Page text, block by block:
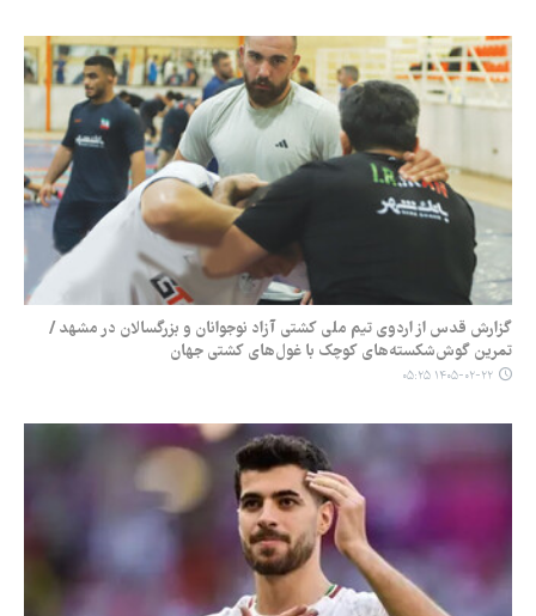
گزارش قدس از اردوی تیم ملی کشتی آزاد نوجوانان و بزرگسالان در مشهد /
تمرین گوش‌شکسته‌های کوچک با غول‌های کشتی جهان
۱۴۰۵-۰۲-۲۲ ۰۵:۲۵